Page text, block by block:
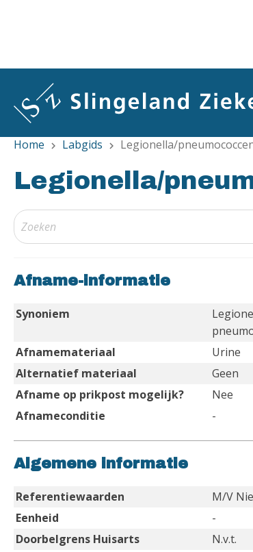
Home chevron_right Labgids chevron_right Legionella/
Legionella/
Afname-informatie
Synoniem
Afnamemateriaal Urine
Alternatief materiaal
Geen
Afname op prikpost mogelijk?
Nee
Afnameconditie
-
Algemene informatie
Referentiewaarden M/V
Eenheid
-
Doorbelgrens Huisarts
N.v.t.